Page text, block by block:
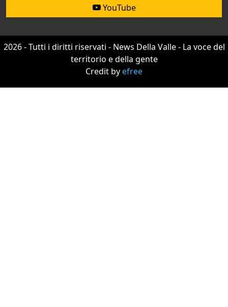
YouTube
2026 - Tutti i diritti riservati - News Della Valle - La voce del
territorio e della gente
Credit byefree